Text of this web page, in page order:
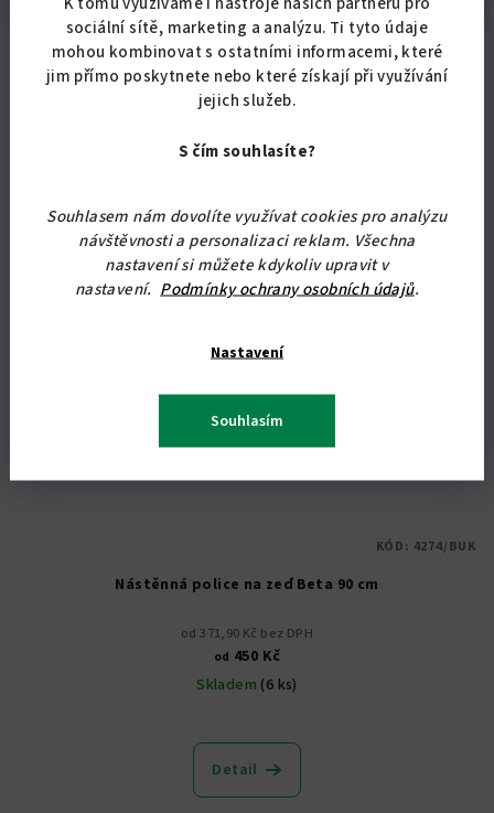
sociální sítě, marketing a analýzu. Ti tyto údaje
mohou kombinovat s ostatními informacemi, které
jim přímo poskytnete nebo které získají při využívání
jejich služeb.
S čím souhlasíte?
Souhlasem nám dovolíte využívat cookies pro analýzu
návštěvnosti a personalizaci reklam. Všechna
nastavení si můžete kdykoliv upravit v
nastavení. Podmínky ochrany osobních údajů.
Nastavení
Souhlasím
Související produkty
Nástěnná police na zeď Beta 90 cm
od 371,90 Kč bez DPH
od 450 Kč
Skladem (6 ks)
hodnocení
produktu
Detail
KÓD: 4274/BUK